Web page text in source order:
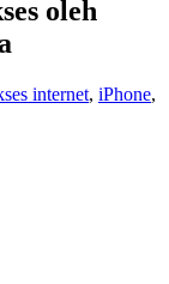
oleh
internet, iPhone,